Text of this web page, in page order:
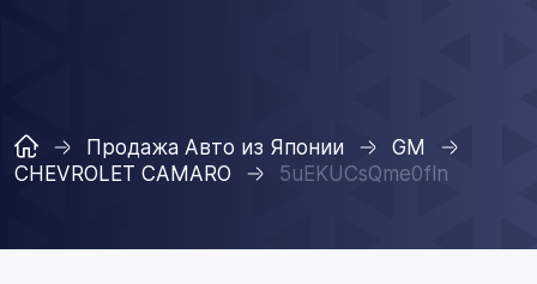
Продажа Авто из Японии
GM
CHEVROLET CAMARO
5uEKUCsQme0fln